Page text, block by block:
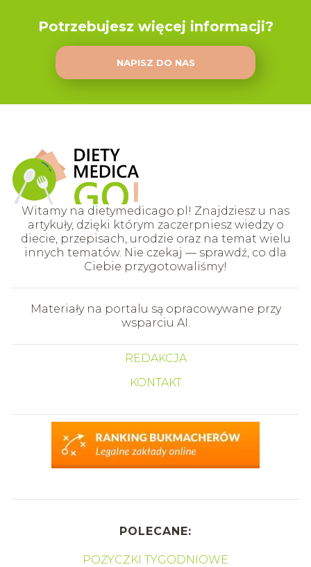
Potrzebujesz więcej informacji?
NAPISZ DO NAS
Witamy na dietymedicago.pl! Znajdziesz u nas
artykuły, dzięki którym zaczerpniesz wiedzy o
diecie, przepisach, urodzie oraz na temat wielu
innych tematów. Nie czekaj — sprawdź, co dla
Ciebie przygotowaliśmy!
Materiały na portalu są opracowywane przy
wsparciu AI.
REDAKCJA
KONTAKT
POLECANE:
POŻYCZKI TYGODNIOWE